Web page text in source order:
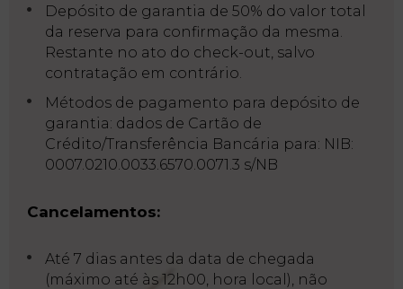
Galeria
de
Fotos
Vouchers
Contacto
Notícias
Virtual
Depósito de garantia de 50% do valor total
da reserva para confirmação da mesma.
Restante no ato do check-out, salvo
contratação em contrário.
Métodos de pagamento para depósito de
garantia: dados de Cartão de
Crédito/Transferência Bancária para: NIB:
0007.0210.0033.6570.0071.3 s/NB
Cancelamentos:
Até 7 dias antes da data de chegada
(máximo até às 12h00, hora local), não